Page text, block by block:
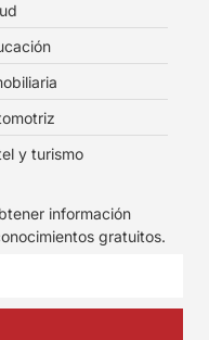
y turismo
información
gratuitos.